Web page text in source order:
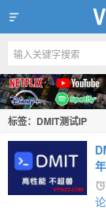
VPS站长网
标签：DMIT测试IP
论